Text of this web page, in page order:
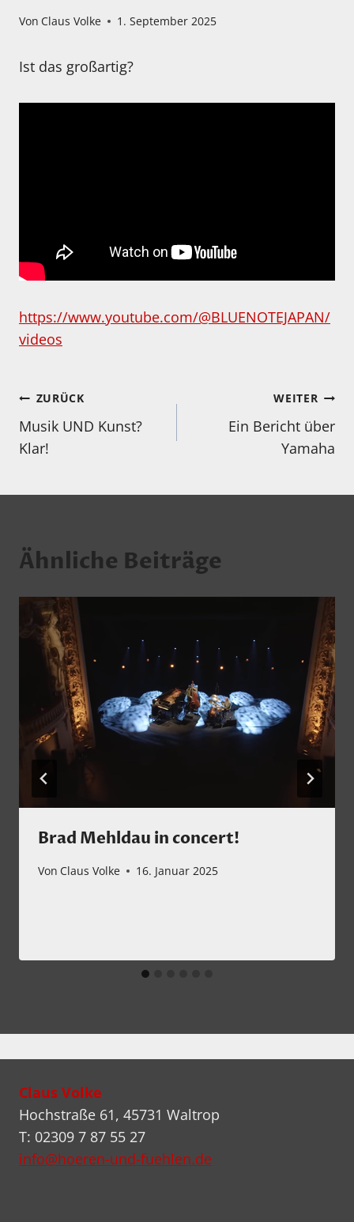
Von Claus Volke 1. September 2025
Ist das großartig?
https://www.youtube.com/@BLUENOTEJAPAN/
videos
Beitragsnavigation
ZURÜCK
Musik UND Kunst?
Klar!
WEITER
Ein Bericht über
Yamaha
Ähnliche Beiträge
Brad Mehldau in concert!
Von Claus Volke 16. Januar 2025
Claus Volke
Hochstraße 61, 45731 Waltrop
T: 02309 7 87 55 27
info@hoeren-und-fuehlen.de